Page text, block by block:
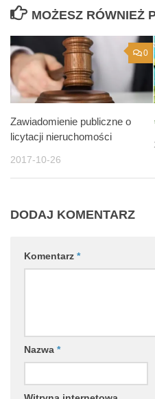
MOŻESZ RÓWNIEŻ
0
Zawiadomienie publiczne o
licytacji nieruchomości
2017-10-26
DODAJ KOMENTARZ
Komentarz *
Nazwa *